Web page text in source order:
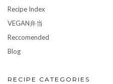
Recipe Index
VEGAN弁当
Reccomended
Blog
RECIPE CATEGORIES